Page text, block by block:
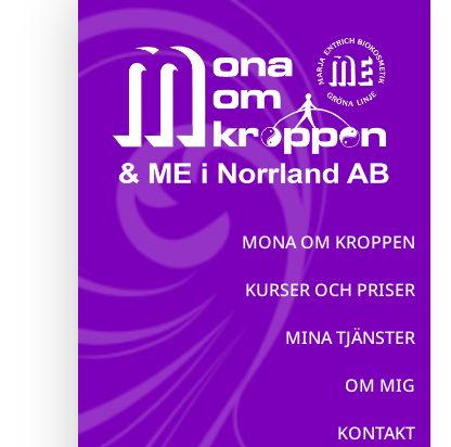
MONA OM KROPPEN
KURSER OCH PRISER
MINA TJÄNSTER
OM MIG
KONTAKT